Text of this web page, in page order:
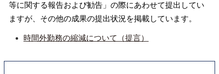
等に関する報告および勧告」の際にあわせて提出してい
ますが、その他の成果の提出状況を掲載しています。
時間外勤務の縮減について（提言）